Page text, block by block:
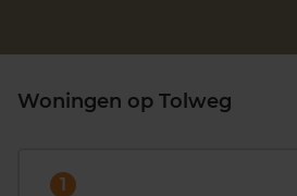
Woningen op Tolweg
1